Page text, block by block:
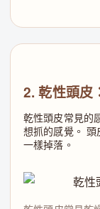
2. 乾性頭皮
乾性頭皮常見的
想抓的感覺。 頭
一樣掉落。